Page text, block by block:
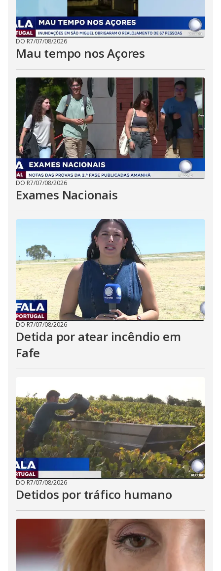
DO R7/07/08/2026
Mau tempo nos Açores
DO R7/07/08/2026
Exames Nacionais
DO R7/07/08/2026
Detida por atear incêndio em
Fafe
DO R7/07/08/2026
Detidos por tráfico humano